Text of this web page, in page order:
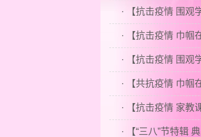
· 【抗击疫情 巾帼
· 【抗击疫情 围观
· 【“三八”节特辑